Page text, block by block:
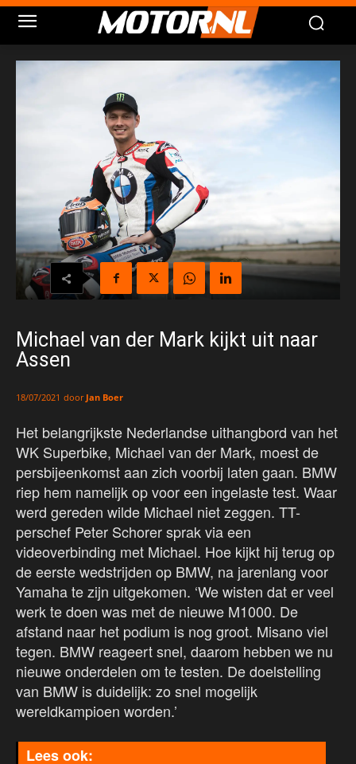
Michael van der Mark kijkt uit naar
Assen
18/07/2021 door Jan Boer
Het belangrijkste Nederlandse uithangbord van het
WK Superbike, Michael van der Mark, moest de
persbijeenkomst aan zich voorbij laten gaan. BMW
riep hem namelijk op voor een ingelaste test. Waar
werd gereden wilde Michael niet zeggen. TT-
perschef Peter Schorer sprak via een
videoverbinding met Michael. Hoe kijkt hij terug op
de eerste wedstrijden op BMW, na jarenlang voor
Yamaha te zijn uitgekomen. ‘We wisten dat er veel
werk te doen was met de nieuwe M1000. De
afstand naar het podium is nog groot. Misano viel
tegen. BMW reageert snel, daarom hebben we nu
nieuwe onderdelen om te testen. De doelstelling
van BMW is duidelijk: zo snel mogelijk
wereldkampioen worden.’